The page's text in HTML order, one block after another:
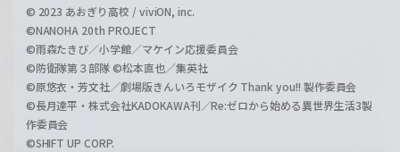
© 2023 あおぎり高校 / viviON, inc.
©NANOHA 20th PROJECT
©雨森たきび／小学館／マケイン応援委員会
©防衛隊第３部隊 ©松本直也／集英社
©原悠衣・芳文社／劇場版きんいろモザイク Thank you!! 製作委員会
©長月達平・株式会社KADOKAWA刊／Re:ゼロから始める異世界生活3製
作委員会
©SHIFT UP CORP.